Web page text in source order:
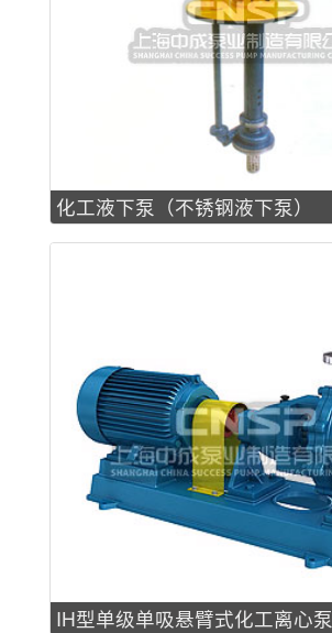
化工液下泵（不锈钢液下泵）
IH型单级单吸悬臂式化工离心泵